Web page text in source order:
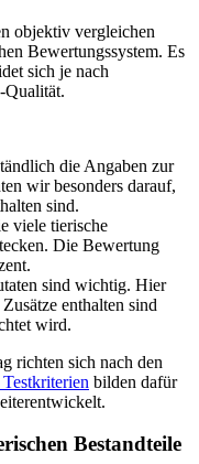
objektiv vergleichen
Bewertungssystem. Es
sich je nach
Qualität.
die Angaben zur
wir besonders darauf,
sind.
viele tierische
Die Bewertung
sind wichtig. Hier
enthalten sind
wird.
richten sich nach den
bilden dafür
Bestandteile